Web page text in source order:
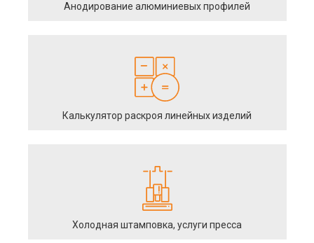
Анодирование алюминиевых профилей
Калькулятор раскроя линейных изделий
Холодная штамповка, услуги пресса